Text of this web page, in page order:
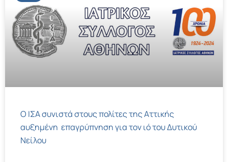
Ο ΙΣΑ συνιστά στους πολίτες της Αττικής
αυξημένη επαγρύπνηση για τον ιό του Δυτικού
Νείλου